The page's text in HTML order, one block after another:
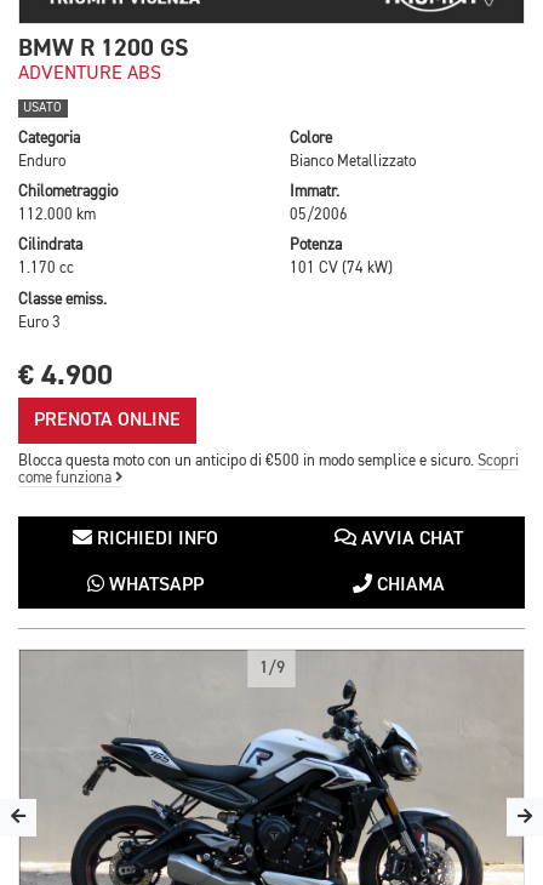
BMW R 1200 GS
ADVENTURE ABS
USATO
Categoria
Enduro
Colore
Bianco Metallizzato
Chilometraggio
112.000 km
Immatr.
05/2006
Cilindrata
1.170 cc
Potenza
101 CV (74 kW)
Classe emiss.
Euro 3
€ 4.900
PRENOTA ONLINE
Blocca questa moto con un anticipo di €500 in modo semplice e sicuro. Scopri
come funziona
RICHIEDI INFO AVVIA CHAT
WHATSAPP CHIAMA
1/9